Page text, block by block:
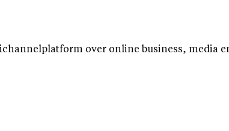
over online business, media